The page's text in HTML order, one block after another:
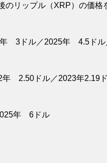
リップル（XRP）の価格
3ドル／2025年 4.5ド
2.50ドル／2023年2.19
年 6ドル